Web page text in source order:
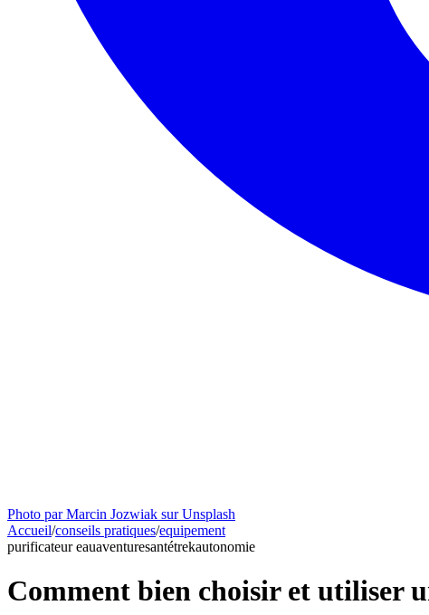
Photo par Marcin Jozwiak sur Unsplash
Accueil/conseils pratiques/equipement
purificateur eauaventuresantétrekautonomie
Comment bien choisir et utiliser